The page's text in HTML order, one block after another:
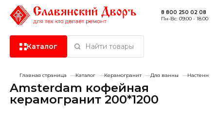
8 800 250 02 08
Пн-Вс: 09:00 - 18:00
Каталог Найти товары
Керамическая плитка
Главная страница Каталог Керамогранит Для ванны Настенные
Amsterdam кофейная
керамогранит 200*1200